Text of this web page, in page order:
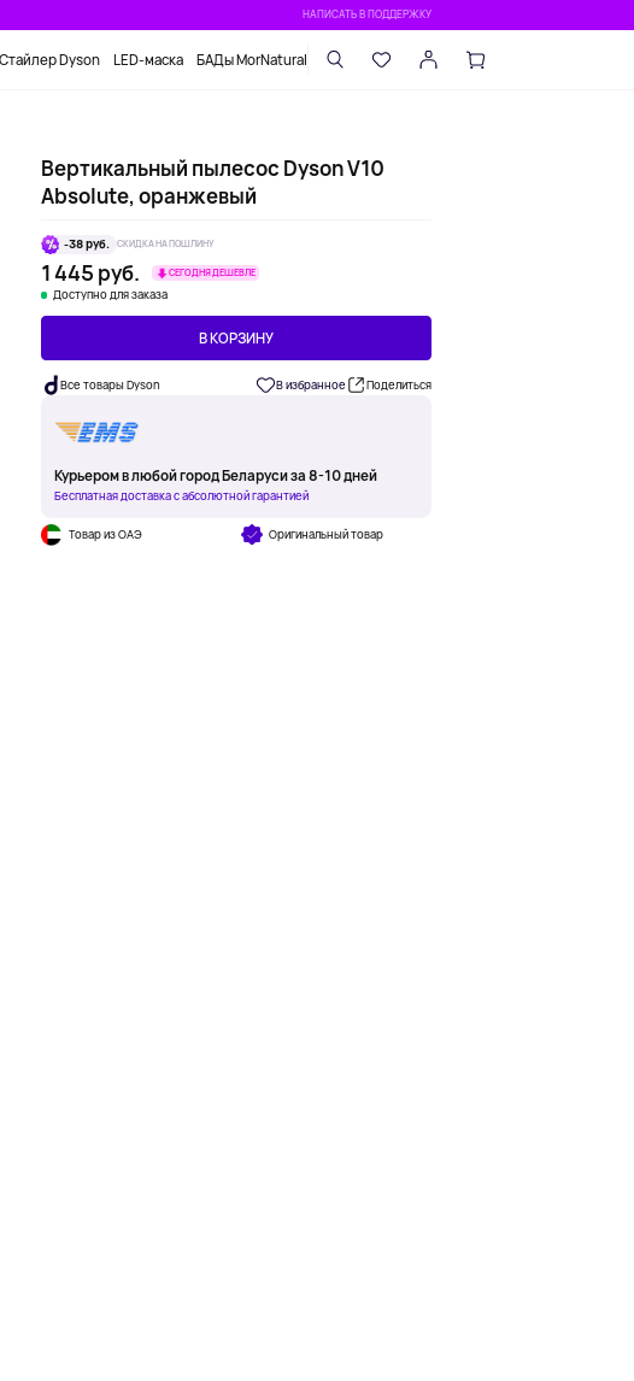
НАПИСАТЬ В ПОДДЕРЖКУ
Стайлер Dyson LED-маска БАДы MorNatural
Вертикальный пылесос Dyson V10
Absolute, оранжевый
-38 руб. СКИДКА НА ПОШЛИНУ
1 445 руб. СЕГОДНЯ ДЕШЕВЛЕ
Доступно для заказа
В КОРЗИНУ
Все товары Dyson В избранное Поделиться
Курьером в любой город Беларуси за 8-10 дней
Бесплатная доставка с абсолютной гарантией
Товар из ОАЭ Оригинальный товар